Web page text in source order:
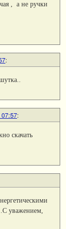
, а не ручки
:
:
скачать
.С уважением,